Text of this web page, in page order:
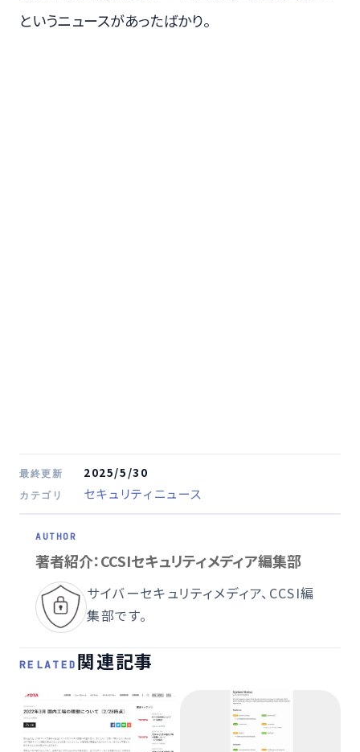
というニュースがあったばかり。
最終更新 2025/5/30
カテゴリ セキュリティニュース
著者紹介：CCSIセキュリティメディア編集部
サイバーセキュリティメディア、CCSI編
集部です。
RELATED 関連記事